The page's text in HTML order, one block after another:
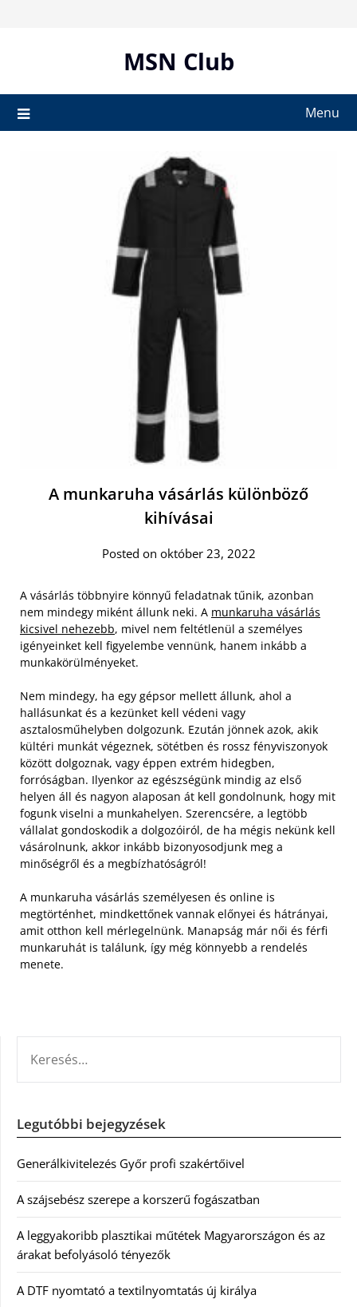
MSN Club
Menu
A munkaruha vásárlás különböző
kihívásai
Posted on október 23, 2022
A vásárlás többnyire könnyű feladatnak tűnik, azonban
nem mindegy miként állunk neki. A munkaruha vásárlás
kicsivel nehezebb, mivel nem feltétlenül a személyes
igényeinket kell figyelembe vennünk, hanem inkább a
munkakörülményeket.
Nem mindegy, ha egy gépsor mellett állunk, ahol a
hallásunkat és a kezünket kell védeni vagy
asztalosműhelyben dolgozunk. Ezután jönnek azok, akik
kültéri munkát végeznek, sötétben és rossz fényviszonyok
között dolgoznak, vagy éppen extrém hidegben,
forróságban. Ilyenkor az egészségünk mindig az első
helyen áll és nagyon alaposan át kell gondolnunk, hogy mit
fogunk viselni a munkahelyen. Szerencsére, a legtöbb
vállalat gondoskodik a dolgozóiról, de ha mégis nekünk kell
vásárolnunk, akkor inkább bizonyosodjunk meg a
minőségről és a megbízhatóságról!
A munkaruha vásárlás személyesen és online is
megtörténhet, mindkettőnek vannak előnyei és hátrányai,
amit otthon kell mérlegelnünk. Manapság már női és férfi
munkaruhát is találunk, így még könnyebb a rendelés
menete.
Legutóbbi bejegyzések
Generálkivitelezés Győr profi szakértőivel
A szájsebész szerepe a korszerű fogászatban
A leggyakoribb plasztikai műtétek Magyarországon és az
árakat befolyásoló tényezők
A DTF nyomtató a textilnyomtatás új királya